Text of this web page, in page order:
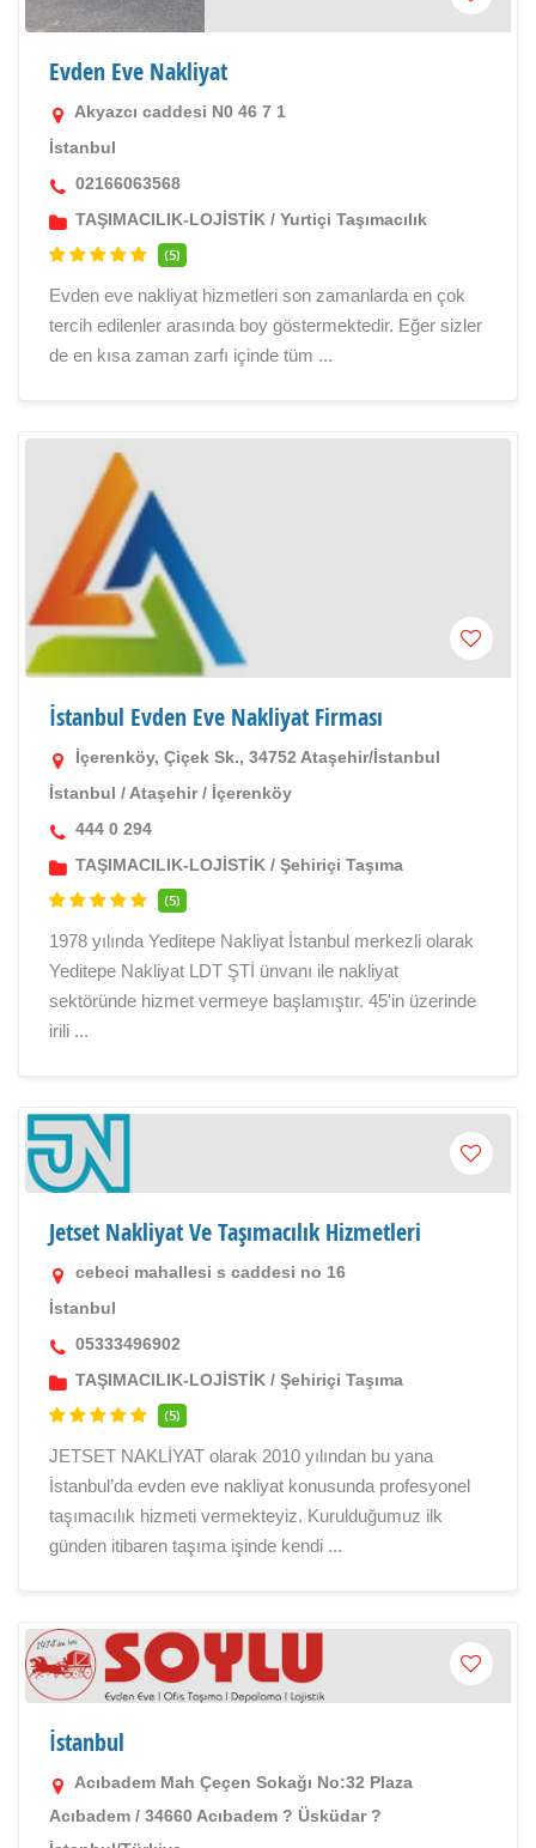
Evden Eve Nakliyat
Akyazcı caddesi N0 46 7 1
İstanbul
02166063568
TAŞIMACILIK-LOJİSTİK / Yurtiçi Taşımacılık
(5)
Evden eve nakliyat hizmetleri son zamanlarda en çok
tercih edilenler arasında boy göstermektedir. Eğer sizler
de en kısa zaman zarfı içinde tüm ...
İstanbul Evden Eve Nakliyat Firması
İçerenköy, Çiçek Sk., 34752 Ataşehir/İstanbul
İstanbul / Ataşehir/ İçerenköy
444 0 294
TAŞIMACILIK-LOJİSTİK / Şehiriçi Taşıma
(5)
1978 yılında Yeditepe Nakliyat İstanbul merkezli olarak
Yeditepe Nakliyat LDT ŞTİ ünvanı ile nakliyat
sektöründe hizmet vermeye başlamıştır. 45'in üzerinde
irili ...
Jetset Nakliyat Ve Taşımacılık Hizmetleri
cebeci mahallesi s caddesi no 16
İstanbul
05333496902
TAŞIMACILIK-LOJİSTİK / Şehiriçi Taşıma
(5)
JETSET NAKLİYAT olarak 2010 yılından bu yana
İstanbul’da evden eve nakliyat konusunda profesyonel
taşımacılık hizmeti vermekteyiz. Kurulduğumuz ilk
günden itibaren taşıma işinde kendi ...
İstanbul
Acıbadem Mah Çeçen Sokağı No:32 Plaza
Acıbadem / 34660 Acıbadem ? Üsküdar ?